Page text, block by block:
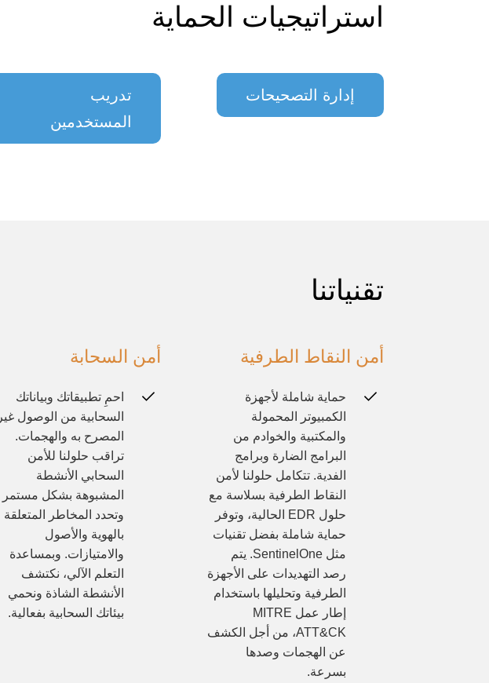
استراتيجيات الحماية
تدريب
المستخدمين
إدارة التصحيحات
تقنياتنا
أمن السحابة
احمِ تطبيقاتك وبياناتك
السحابية من الوصول غير
المصرح به والهجمات.
تراقب حلولنا للأمن
السحابي الأنشطة
المشبوهة بشكل مستمر
وتحدد المخاطر المتعلقة
بالهوية والأصول
والامتيازات. وبمساعدة
التعلم الآلي، نكتشف
الأنشطة الشاذة ونحمي
بيئاتك السحابية بفعالية.
أمن النقاط الطرفية
حماية شاملة لأجهزة
الكمبيوتر المحمولة
والمكتبية والخوادم من
البرامج الضارة وبرامج
الفدية. تتكامل حلولنا لأمن
النقاط الطرفية بسلاسة مع
حلول EDR الحالية، وتوفر
حماية شاملة بفضل تقنيات
مثل SentinelOne. يتم
رصد التهديدات على الأجهزة
الطرفية وتحليلها باستخدام
إطار عمل MITRE
ATT&CK، من أجل الكشف
عن الهجمات وصدها
بسرعة.